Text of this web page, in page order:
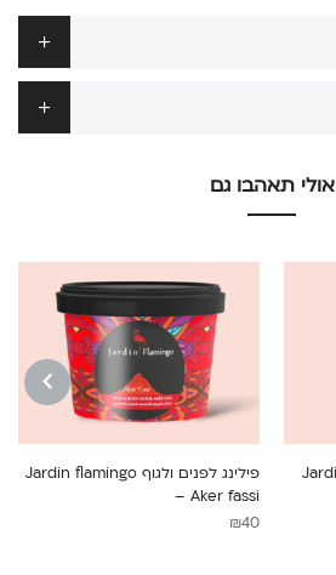
אולי תאהבו גם
פילינג לפנים ולגוף Jardin flamingo
– Aker fassi
₪40